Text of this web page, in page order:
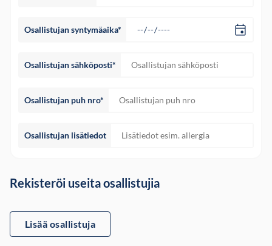
Osallistujan syntymäaika*
Osallistujan sähköposti*
Osallistujan puh nro*
Osallistujan lisätiedot
Rekisteröi useita osallistujia
Lisää osallistuja